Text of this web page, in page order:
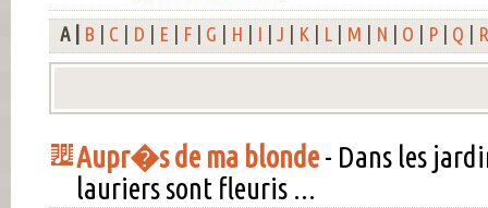
A | B C D E F G H I J K L M N O P Q R
Aupr�s de ma blonde- Dans les
lauriers sont fleuris ...